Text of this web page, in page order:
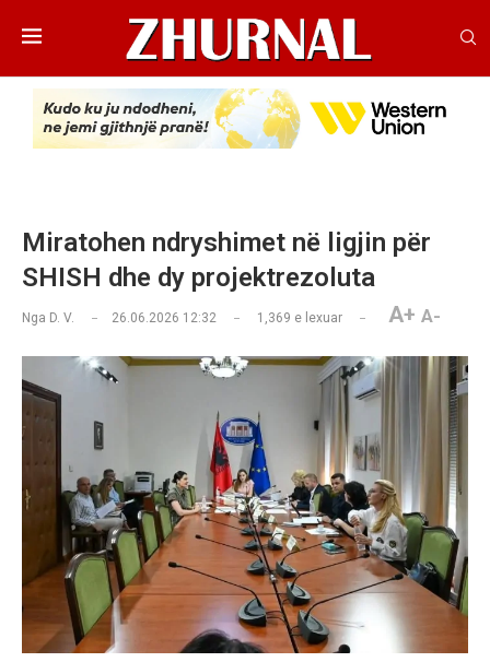
Miratohen ndryshimet në ligjin për
SHISH dhe dy projektrezoluta
Nga D. V. 26.06.2026 12:32 1,369 e lexuar A+ A-